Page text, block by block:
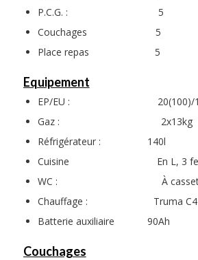
P.C.G. : 5
Couchages 5
Place repas 5
Equipement
EP/EU : 20(100)/
Gaz : 2x13kg
Réfrigérateur : 140l
Cuisine En L, 3
WC : À cassette
Chauffage : Truma C4
Batterie auxiliaire 90Ah
Couchages